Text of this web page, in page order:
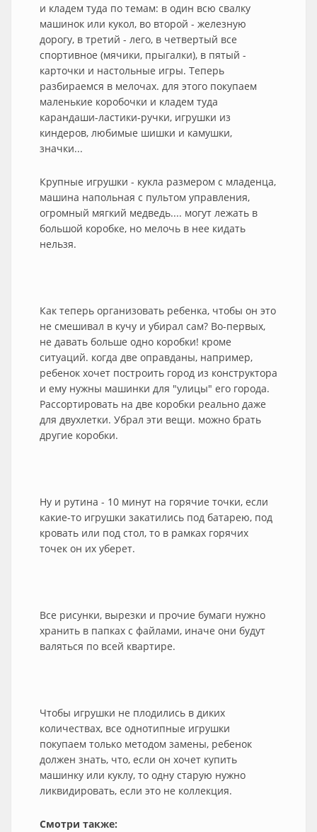
и кладем туда по темам: в один всю свалку
машинок или кукол, во второй - железную
дорогу, в третий - лего, в четвертый все
спортивное (мячики, прыгалки), в пятый -
карточки и настольные игры. Теперь
разбираемся в мелочах. для этого покупаем
маленькие коробочки и кладем туда
карандаши-ластики-ручки, игрушки из
киндеров, любимые шишки и камушки,
значки...
Крупные игрушки - кукла размером с младенца,
машина напольная с пультом управления,
огромный мягкий медведь.... могут лежать в
большой коробке, но мелочь в нее кидать
нельзя.
Как теперь организовать ребенка, чтобы он это
не смешивал в кучу и убирал сам? Во-первых,
не давать больше одно коробки! кроме
ситуаций. когда две оправданы, например,
ребенок хочет построить город из конструктора
и ему нужны машинки для "улицы" его города.
Рассортировать на две коробки реально даже
для двухлетки. Убрал эти вещи. можно брать
другие коробки.
Ну и рутина - 10 минут на горячие точки, если
какие-то игрушки закатились под батарею, под
кровать или под стол, то в рамках горячих
точек он их уберет.
Все рисунки, вырезки и прочие бумаги нужно
хранить в папках с файлами, иначе они будут
валяться по всей квартире.
Чтобы игрушки не плодились в диких
количествах, все однотипные игрушки
покупаем только методом замены, ребенок
должен знать, что, если он хочет купить
машинку или куклу, то одну старую нужно
ликвидировать, если это не коллекция.
Смотри также: